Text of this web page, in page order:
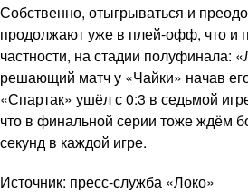
Собственно, отыгрываться и
продолжают уже в плей-офф, что и
частности, на стадии полуфинала:
решающий матч у «Чайки» начав
«Спартак» ушёл с 0:3 в седьмой
что в финальной серии тоже ждём
секунд в каждой игре.
Источник: пресс-служба «Локо»